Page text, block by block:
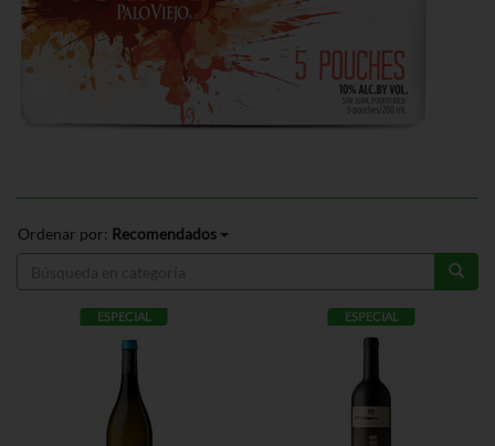
Ordenar por: Recomendados
ESPECIAL ESPECIAL